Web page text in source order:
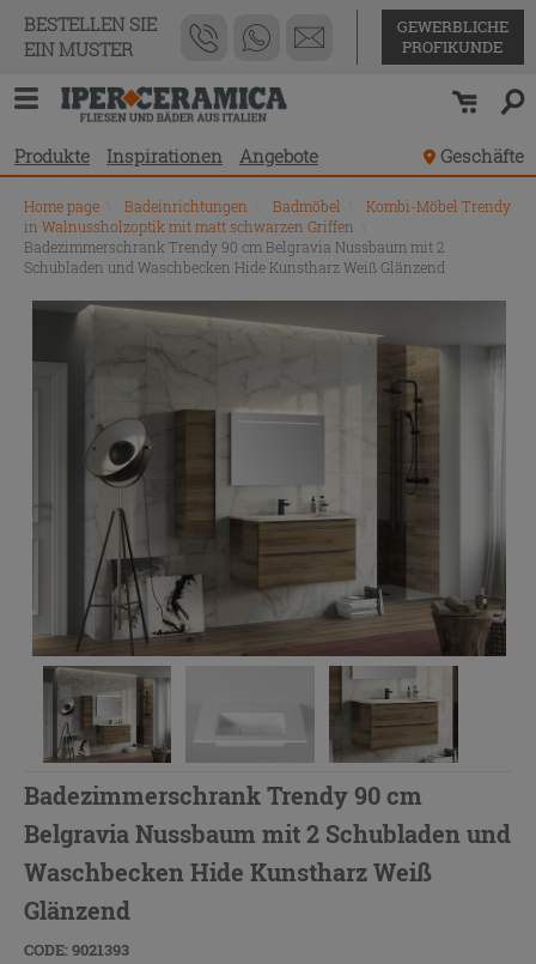
BESTELLEN SIE
EIN MUSTER
GEWERBLICHE
PROFIKUNDE
Produkte Inspirationen Angebote Geschäfte
Home page Badeinrichtungen Badmöbel
Kombi-Möbel Trendy
in Walnussholzoptik mit matt schwarzen Griffen
Badezimmerschrank Trendy 90 cm Belgravia Nussbaum mit 2
Schubladen und Waschbecken Hide Kunstharz Weiß Glänzend
Badezimmerschrank Trendy 90 cm
Belgravia Nussbaum mit 2 Schubladen und
Waschbecken Hide Kunstharz Weiß
Glänzend
CODE: 9021393